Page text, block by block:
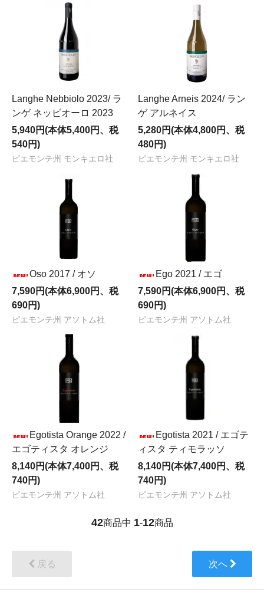
Langhe Nebbiolo 2023/ ラ
ンゲ ネッビオーロ 2023
5,940円(本体5,400円、税
540円)
ピエモンテ州 モンキエロ社
Langhe Arneis 2024/ ラン
ゲ アルネイス
5,280円(本体4,800円、税
480円)
ピエモンテ州 モンキエロ社
Oso 2017 / オソ
7,590円(本体6,900円、税
690円)
ピエモンテ州 アソトム社
Ego 2021 / エゴ
7,590円(本体6,900円、税
690円)
ピエモンテ州 アソトム社
Egotista Orange 2022 /
エゴティスタ オレンジ
8,140円(本体7,400円、税
740円)
ピエモンテ州 アソトム社
Egotista 2021 / エゴテ
ィスタ ティモラッソ
8,140円(本体7,400円、税
740円)
ピエモンテ州 アソトム社
42商品中 1-12商品
戻る 次へ